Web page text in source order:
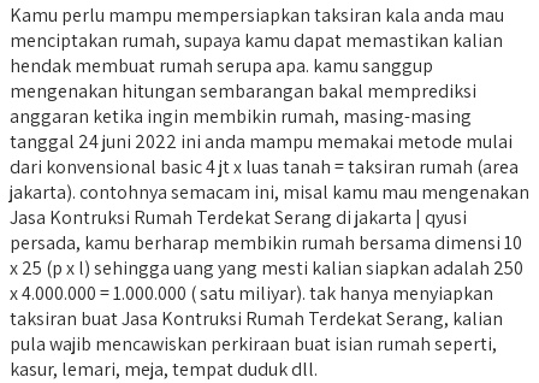
Kamu perlu mampu mempersiapkan taksiran kala anda mau
menciptakan rumah, supaya kamu dapat memastikan kalian
hendak membuat rumah serupa apa. kamu sanggup
mengenakan hitungan sembarangan bakal memprediksi
anggaran ketika ingin membikin rumah, masing-masing
tanggal 24 juni 2022 ini anda mampu memakai metode mulai
dari konvensional basic 4 jt x luas tanah = taksiran rumah (area
jakarta). contohnya semacam ini, misal kamu mau mengenakan
Jasa Kontruksi Rumah Terdekat Serang di jakarta | qyusi
persada, kamu berharap membikin rumah bersama dimensi 10
x 25 (p x l) sehingga uang yang mesti kalian siapkan adalah 250
x 4.000.000 = 1.000.000 ( satu miliyar). tak hanya menyiapkan
taksiran buat Jasa Kontruksi Rumah Terdekat Serang, kalian
pula wajib mencawiskan perkiraan buat isian rumah seperti,
kasur, lemari, meja, tempat duduk dll.